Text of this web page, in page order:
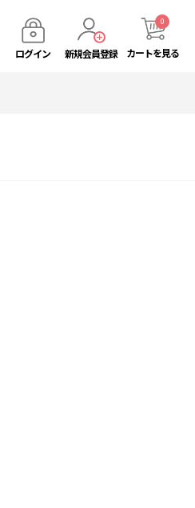
ログイン 新規会員登録 カートを見る
0